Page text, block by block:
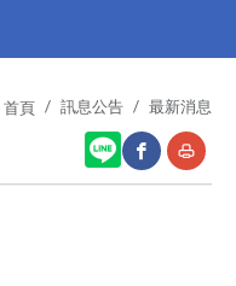
首頁 訊息公告 最新消息